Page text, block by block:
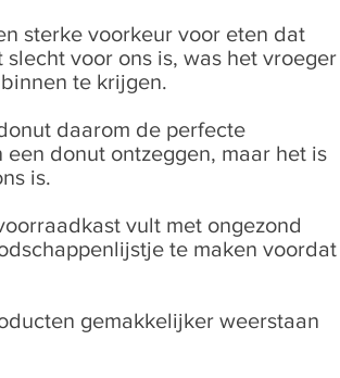
sterke voorkeur voor eten dat
voor ons is, was het vroeger
te krijgen.
daarom de perfecte
donut ontzeggen, maar het is
is.
vult met ongezond
te maken voordat
gemakkelijker weerstaan